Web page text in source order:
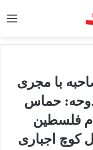
با مجری
حماس
فلسطین
کوچ اجباری